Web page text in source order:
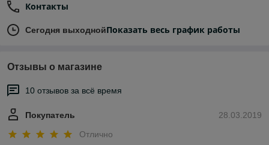
Контакты
Сегодня выходнойПоказать весь график работы
Отзывы о магазине
10 отзывов за всё время
28.03.2019
Покупатель
Отлично